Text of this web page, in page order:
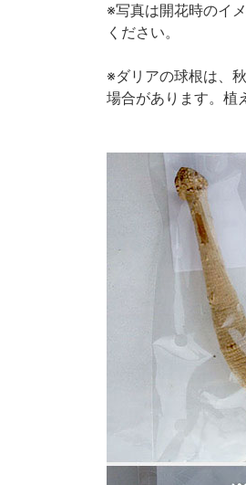
※写真は開花時のイ
ください。
※ダリアの球根は、
場合があります。植